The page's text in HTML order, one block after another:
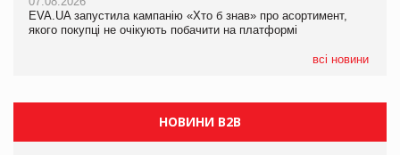
EVA.UA запустила кампанію «Хто б знав» про асортимент,
якого покупці не очікують побачити на платформі
всі новини
05.08.2026
Мережа супермаркетів VARUS купує мережу магазинів
НОВИНИ B2B